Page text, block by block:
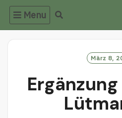
Menu
März 8,
Ergänzung